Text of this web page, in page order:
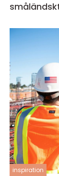
inspiration